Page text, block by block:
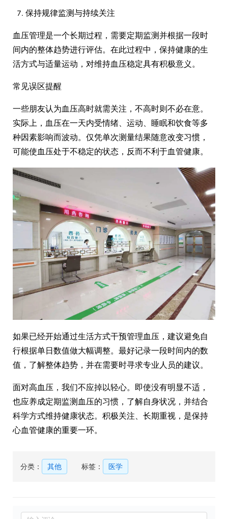
保持规律监测与持续关注
血压管理是一个长期过程，需要定期监测并根据一段时
间内的整体趋势进行评估。在此过程中，保持健康的生
活方式与适量运动，对维持血压稳定具有积极意义。
常见误区提醒
一些朋友认为血压高时就需关注，不高时则不必在意。
实际上，血压在一天内受情绪、运动、睡眠和饮食等多
种因素影响而波动。仅凭单次测量结果随意改变习惯，
可能使血压处于不稳定的状态，反而不利于血管健康。
如果已经开始通过生活方式干预管理血压，建议避免自
行根据单日数值做大幅调整。最好记录一段时间内的数
值，了解整体趋势，并在需要时寻求专业人员的建议。
面对高血压，我们不应掉以轻心。即使没有明显不适，
也应养成定期监测血压的习惯，了解自身状况，并结合
科学方式维持健康状态。积极关注、长期重视，是保持
心血管健康的重要一环。
分类： 其他 标签： 医学